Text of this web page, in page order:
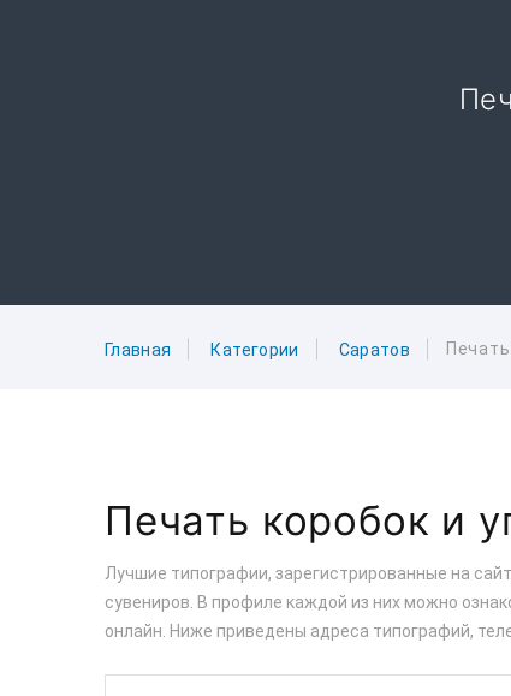
Главная Категории Саратов
Печать коробок и
Лучшие типографии, зарегистрированные на
сувениров. В профиле каждой из них можно
онлайн. Ниже приведены адреса типографий,